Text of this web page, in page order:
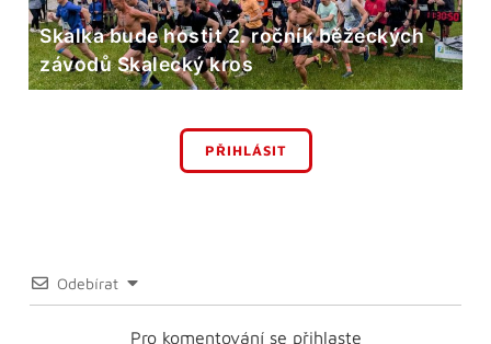
Skalka bude hostit 2. ročník běžeckých
závodů Skalecký kros
PŘIHLÁSIT
Odebírat
Pro komentování se přihlaste